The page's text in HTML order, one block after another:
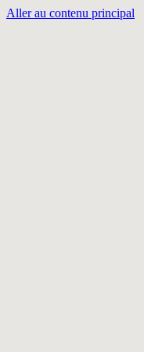
Aller au contenu principal